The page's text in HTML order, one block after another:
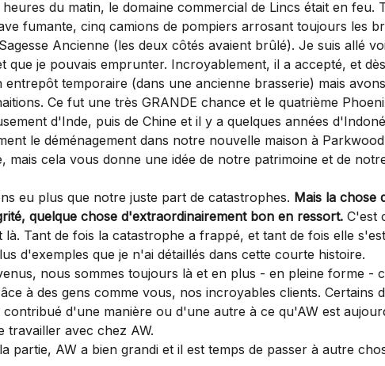
du matin, le domaine commercial de Lincs était en
fumante, cinq camions de pompiers arrosant toujours les
Ancienne (les deux côtés avaient brûlé). Je suis allé
que je pouvais emprunter. Incroyablement, il a accepté, et
temporaire (dans une ancienne brasserie) mais
Ce fut une très GRANDE chance et le quatrième
d'Inde, puis de Chine et il y a quelques années
le déménagement dans notre nouvelle maison à
cela vous donne une idée de notre patrimoine et de
eu plus que notre juste part de catastrophes. Mais la chose
quelque chose d'extraordinairement bon en ressort. C'est
Tant de fois la catastrophe a frappé, et tant de fois elle
d'exemples que je n'ai détaillés dans cette courte histoire.
nous sommes toujours là et en plus - en pleine forme
à des gens comme vous, nos incroyables clients.
d'une manière ou d'une autre à ce qu'AW est
travailler avec chez AW.
partie, AW a bien grandi et il est temps de passer à autre